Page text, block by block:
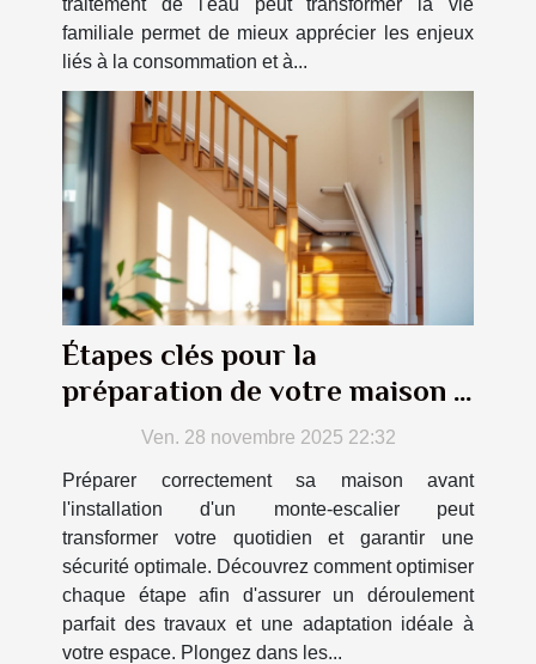
familiale permet de mieux apprécier les enjeux
liés à la consommation et à...
Étapes clés pour la
préparation de votre maison à
l'installation d'un monte-
Ven. 28 novembre 2025 22:32
Préparer correctement sa maison avant
l'installation d'un monte-escalier peut
transformer votre quotidien et garantir une
sécurité optimale. Découvrez comment optimiser
chaque étape afin d'assurer un déroulement
parfait des travaux et une adaptation idéale à
votre espace. Plongez dans les...